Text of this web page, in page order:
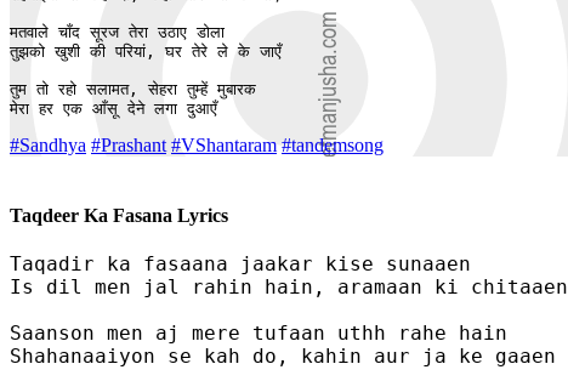
मतवाले चाँद सूरज तेरा उठाए डोला
तुझको खुशी की परियां, घर तेरे ले के जाएँ
तुम तो रहो सलामत, सेहरा तुम्हें मुबारक
मेरा हर एक आँसू देने लगा दुआएँ
#Sandhya #Prashant #VShantaram #tandemsong
Taqdeer Ka Fasana Lyrics
Taqadir ka fasaana jaakar kise sunaaen
Is dil men jal rahin hain, aramaan ki chitaaen
Saanson men aj mere tufaan uthh rahe hain
Shahanaaiyon se kah do, kahin aur ja ke gaaen